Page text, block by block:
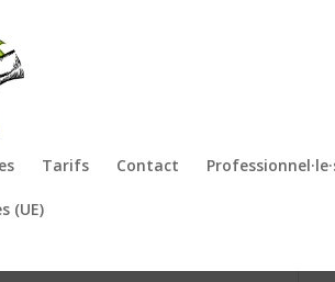
Tarifs Contact
(UE)